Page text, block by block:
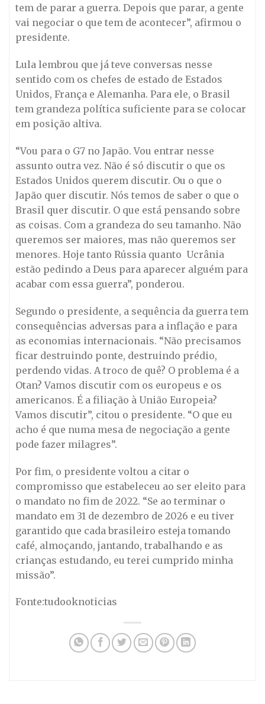
tem de parar a guerra. Depois que parar, a gente
vai negociar o que tem de acontecer”, afirmou o
presidente.
Lula lembrou que já teve conversas nesse
sentido com os chefes de estado de Estados
Unidos, França e Alemanha. Para ele, o Brasil
tem grandeza política suficiente para se colocar
em posição altiva.
“Vou para o G7 no Japão. Vou entrar nesse
assunto outra vez. Não é só discutir o que os
Estados Unidos querem discutir. Ou o que o
Japão quer discutir. Nós temos de saber o que o
Brasil quer discutir. O que está pensando sobre
as coisas. Com a grandeza do seu tamanho. Não
queremos ser maiores, mas não queremos ser
menores. Hoje tanto Rússia quanto Ucrânia
estão pedindo a Deus para aparecer alguém para
acabar com essa guerra”, ponderou.
Segundo o presidente, a sequência da guerra tem
consequências adversas para a inflação e para
as economias internacionais. “Não precisamos
ficar destruindo ponte, destruindo prédio,
perdendo vidas. A troco de quê? O problema é a
Otan? Vamos discutir com os europeus e os
americanos. É a filiação à União Europeia?
Vamos discutir”, citou o presidente. “O que eu
acho é que numa mesa de negociação a gente
pode fazer milagres”.
Por fim, o presidente voltou a citar o
compromisso que estabeleceu ao ser eleito para
o mandato no fim de 2022. “Se ao terminar o
mandato em 31 de dezembro de 2026 e eu tiver
garantido que cada brasileiro esteja tomando
café, almoçando, jantando, trabalhando e as
crianças estudando, eu terei cumprido minha
missão”.
Fonte:tudooknoticias